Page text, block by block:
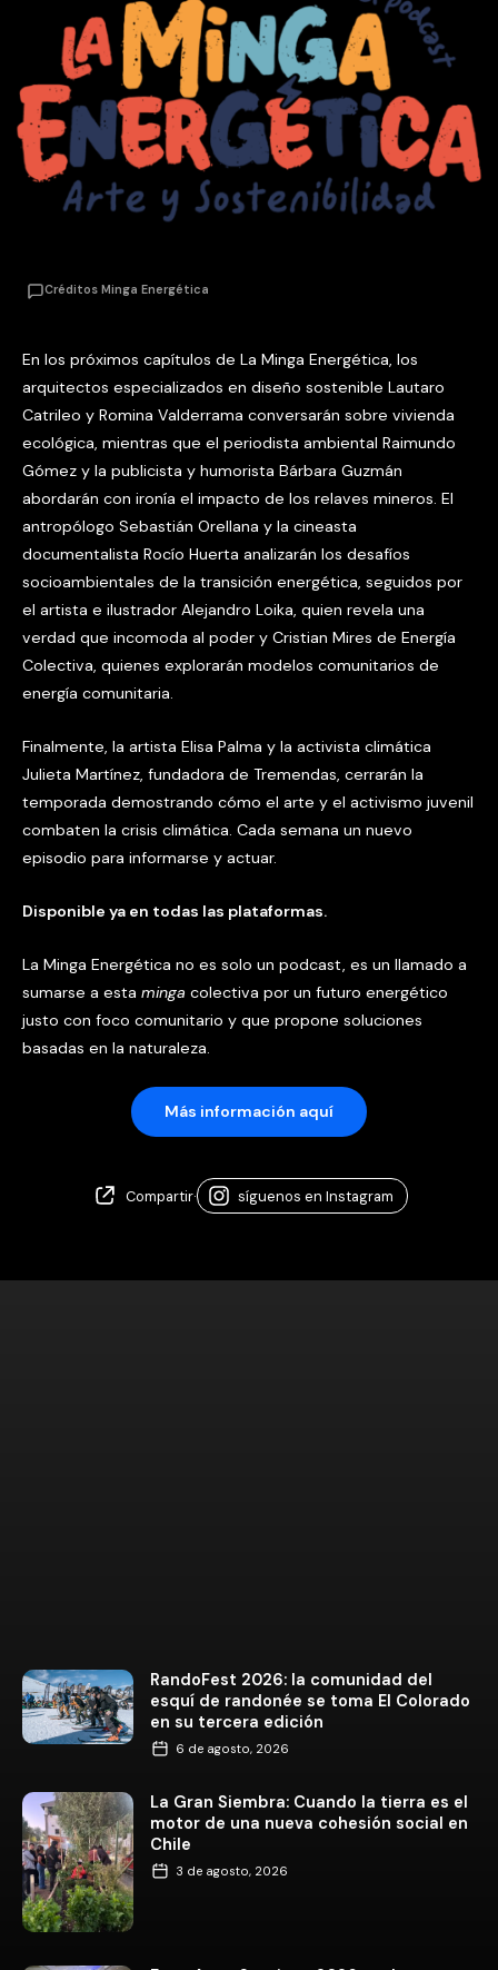
Créditos Minga Energética
En los próximos capítulos de La Minga Energética, los
arquitectos especializados en diseño sostenible Lautaro
Catrileo y Romina Valderrama conversarán sobre vivienda
ecológica, mientras que el periodista ambiental Raimundo
Gómez y la publicista y humorista Bárbara Guzmán
abordarán con ironía el impacto de los relaves mineros. El
antropólogo Sebastián Orellana y la cineasta
documentalista Rocío Huerta analizarán los desafíos
socioambientales de la transición energética, seguidos por
el artista e ilustrador Alejandro Loika, quien revela una
verdad que incomoda al poder y Cristian Mires de Energía
Colectiva, quienes explorarán modelos comunitarios de
energía comunitaria.
Finalmente, la artista Elisa Palma y la activista climática
Julieta Martínez, fundadora de Tremendas, cerrarán la
temporada demostrando cómo el arte y el activismo juvenil
combaten la crisis climática. Cada semana un nuevo
episodio para informarse y actuar.
Disponible ya en todas las plataformas.
La Minga Energética no es solo un podcast, es un llamado a
sumarse a esta minga colectiva por un futuro energético
justo con foco comunitario y que propone soluciones
basadas en la naturaleza.
Más información aquí
Compartir· síguenos en Instagram
RandoFest 2026: la comunidad del
esquí de randonée se toma El Colorado
en su tercera edición
6 de agosto, 2026
La Gran Siembra: Cuando la tierra es el
motor de una nueva cohesión social en
Chile
3 de agosto, 2026